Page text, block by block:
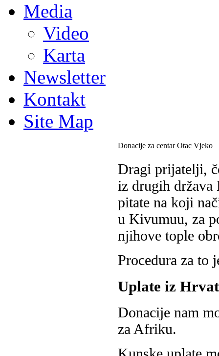
Media
Video
Karta
Newsletter
Kontakt
Site Map
Donacije za centar Otac Vjeko
Dragi prijatelji,
iz drugih država
pitate na koji
u Kivumuu, za
njihove tople
Procedura za to
Uplate iz
Donacije nam
za Afriku.